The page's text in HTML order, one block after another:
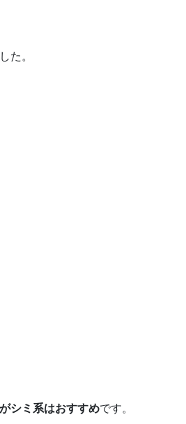
た。
シミ系はおすすめです。